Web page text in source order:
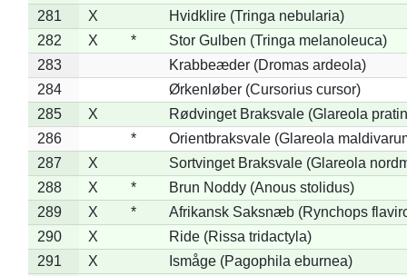
281
X
Hvidklire (Tringa nebularia)
282
X *
Stor Gulben (Tringa melanoleuca)
283
Krabbeæder (Dromas ardeola)
284
Ørkenløber (Cursorius cursor)
285
X
Rødvinget Braksvale (Glareola
286
*
Orientbraksvale (Glareola
287
X
Sortvinget Braksvale (Glareola
288
X *
Brun Noddy (Anous stolidus)
289
X *
Afrikansk Saksnæb (Rynchops
290
X
Ride (Rissa tridactyla)
291
X
Ismåge (Pagophila eburnea)